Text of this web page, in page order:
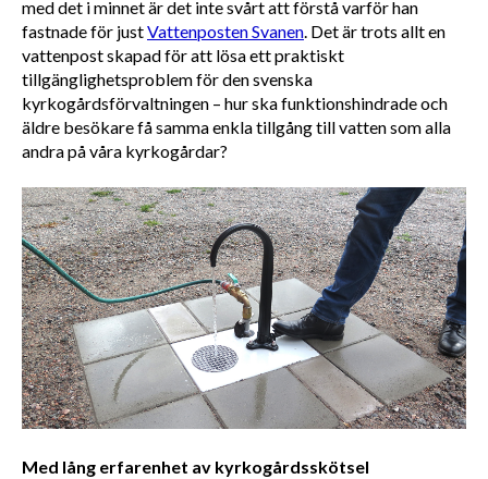
med det i minnet är det inte svårt att förstå varför han
fastnade för just Vattenposten Svanen . Det är trots allt en
vattenpost skapad för att lösa ett praktiskt
tillgänglighetsproblem för den svenska
kyrkogårdsförvaltningen – hur ska funktionshindrade och
äldre besökare få samma enkla tillgång till vatten som alla
andra på våra kyrkogårdar?
Med lång erfarenhet av kyrkogårdsskötsel